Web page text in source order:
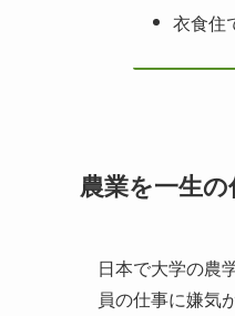
衣食住
農業を一生
日本で大学の農
員の仕事に嫌気